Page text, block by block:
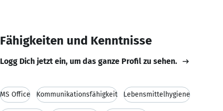
Fähigkeiten und Kenntnisse
Logg Dich jetzt ein, um das ganze Profil zu sehen.
MS Office Kommunikationsfähigkeit Lebensmittelhygiene